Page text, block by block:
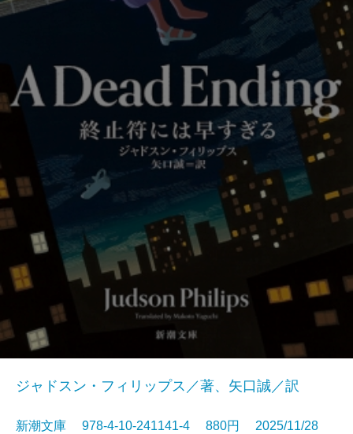
ジャドスン・フィリップス／著、矢口誠／訳
新潮文庫 978-4-10-241141-4 880円 2025/11/28